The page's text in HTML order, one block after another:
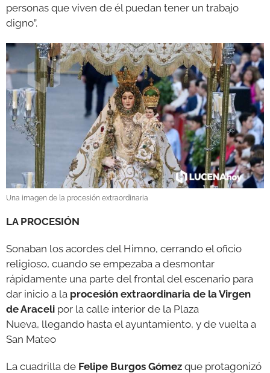
personas que viven de él puedan tener un trabajo
digno”.
Una imagen de la procesión extraordinaria
LA PROCESIÓN
Sonaban los acordes del Himno, cerrando el oficio
religioso, cuando se empezaba a desmontar
rápidamente una parte del frontal del escenario para
dar inicio a la procesión extraordinaria de la Virgen
de Araceli por la calle interior de la Plaza
Nueva, llegando hasta el ayuntamiento, y de vuelta a
San Mateo
La cuadrilla de Felipe Burgos Gómez que protagonizó